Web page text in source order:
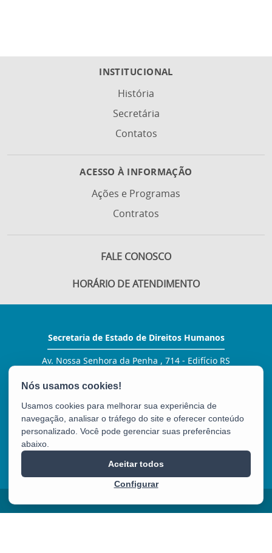
INSTITUCIONAL
História
Secretária
Contatos
ACESSO À INFORMAÇÃO
Ações e Programas
Contratos
FALE CONOSCO
HORÁRIO DE ATENDIMENTO
Secretaria de Estado de Direitos Humanos
Av. Nossa Senhora da Penha , 714 - Edifício RS
CEP: 29055-130 - Vitória / ES
E-mail:gabinete@sedh.es.gov.br
Usamos cookies para melhorar sua experiência de
navegação, analisar o tráfego do site e oferecer conteúdo
personalizado. Você pode gerenciar suas preferências
abaixo.
Configurar
Aceitar todos